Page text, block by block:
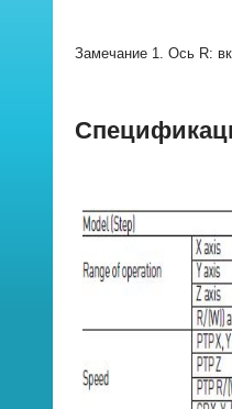
Замечание 1. Ось R: